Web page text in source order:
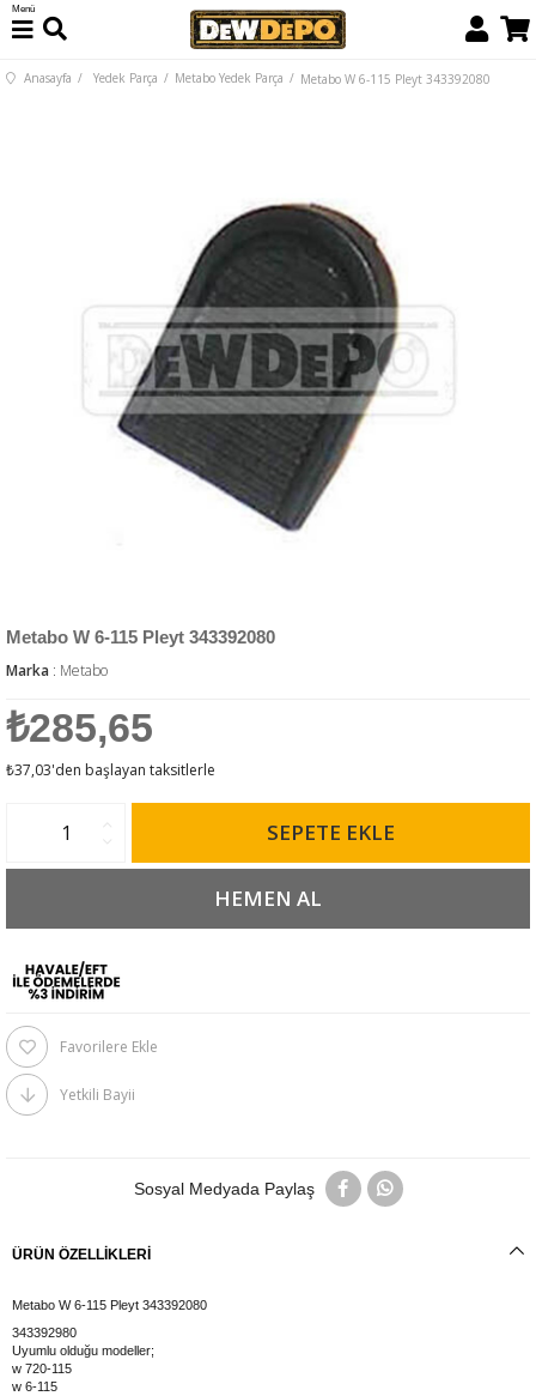
Menü
Anasayfa Yedek Parça Metabo Yedek Parça Metabo W 6-115 Pleyt 343392080
Metabo W 6-115 Pleyt 343392080
Marka : Metabo
₺285,65
₺37,03'den başlayan taksitlerle
Favorilere Ekle
Yetkili Bayii
Sosyal Medyada Paylaş
ÜRÜN ÖZELLIKLERI
Metabo W 6-115 Pleyt 343392080
343392980
Uyumlu olduğu modeller;
w 720-115
w 6-115